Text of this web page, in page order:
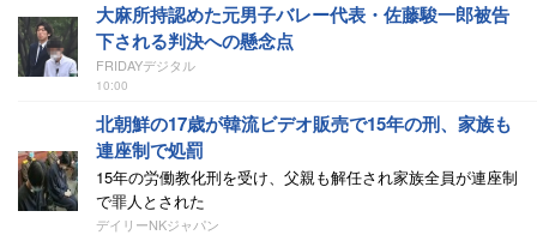
大麻所持認めた元男子バレー代表・佐藤駿一郎被告
下される判決への懸念点
FRIDAYデジタル
10:00
北朝鮮の17歳が韓流ビデオ販売で15年の刑、家族も
連座制で処罰
15年の労働教化刑を受け、父親も解任され家族全員が連座制
で罪人とされた
デイリーNKジャパン